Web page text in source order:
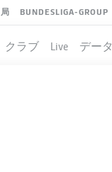
BUNDESLIGA-GROUP
クラブ Live データ